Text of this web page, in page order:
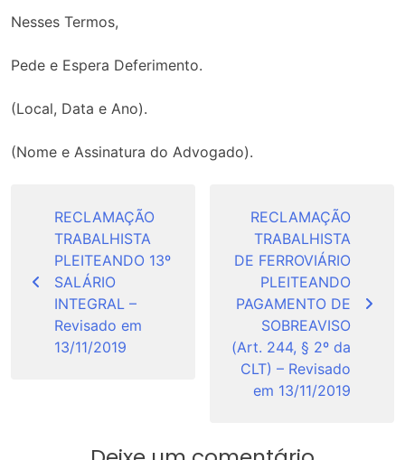
Nesses Termos,
Pede e Espera Deferimento.
(Local, Data e Ano).
(Nome e Assinatura do Advogado).
Post
RECLAMAÇÃO
TRABALHISTA
PLEITEANDO 13º
SALÁRIO
INTEGRAL –
Revisado em
13/11/2019
RECLAMAÇÃO
TRABALHISTA
DE FERROVIÁRIO
PLEITEANDO
PAGAMENTO DE
SOBREAVISO
(Art. 244, § 2º da
CLT) – Revisado
em 13/11/2019